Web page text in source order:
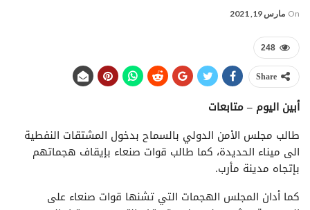
On مارس 19, 2021
248
Share
أبين اليوم – متابعات
طالب مجلس الأمن الدولي بالسماح بدخول المشتقات النفطية
الى ميناء الحديدة، كما طالب قوات صنعاء بإيقاف هجماتهم
بإتجاه مدينة مأرب.
كما أدان المجلس الهجمات التي تشنها قوات صنعاء على